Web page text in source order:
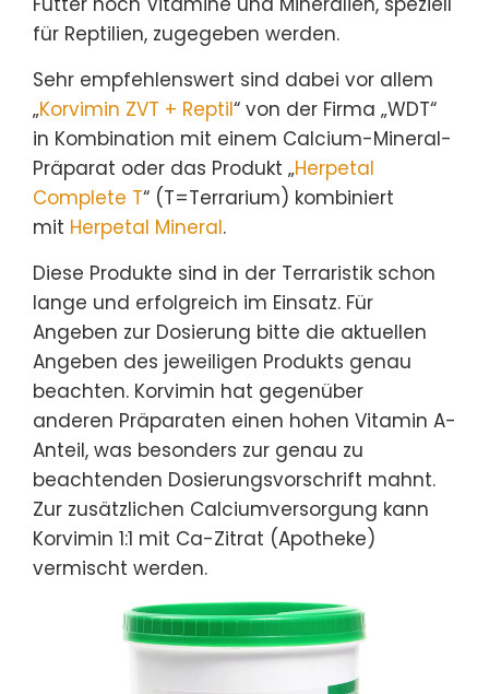
für Reptilien, zugegeben werden.
Sehr empfehlenswert sind dabei vor allem
„Korvimin ZVT + Reptil“ von der Firma „WDT“
in Kombination mit einem Calcium-Mineral-
Präparat oder das Produkt „Herpetal
Complete T“ (T=Terrarium) kombiniert
mit Herpetal Mineral.
Diese Produkte sind in der Terraristik schon
lange und erfolgreich im Einsatz. Für
Angeben zur Dosierung bitte die aktuellen
Angeben des jeweiligen Produkts genau
beachten. Korvimin hat gegenüber
anderen Präparaten einen hohen Vitamin A-
Anteil, was besonders zur genau zu
beachtenden Dosierungsvorschrift mahnt.
Zur zusätzlichen Calciumversorgung kann
Korvimin 1:1 mit Ca-Zitrat (Apotheke)
vermischt werden.